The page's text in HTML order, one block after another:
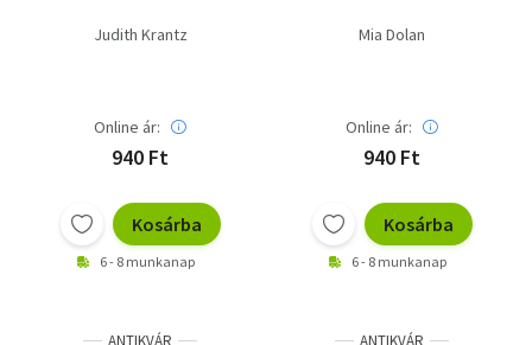
Judith Krantz
Online ár:
940 Ft
Kosárba
6 - 8 munkanap
Mia Dolan
Online ár:
940 Ft
Kosárba
6 - 8 munkanap
ANTIKVÁR ANTIKVÁR